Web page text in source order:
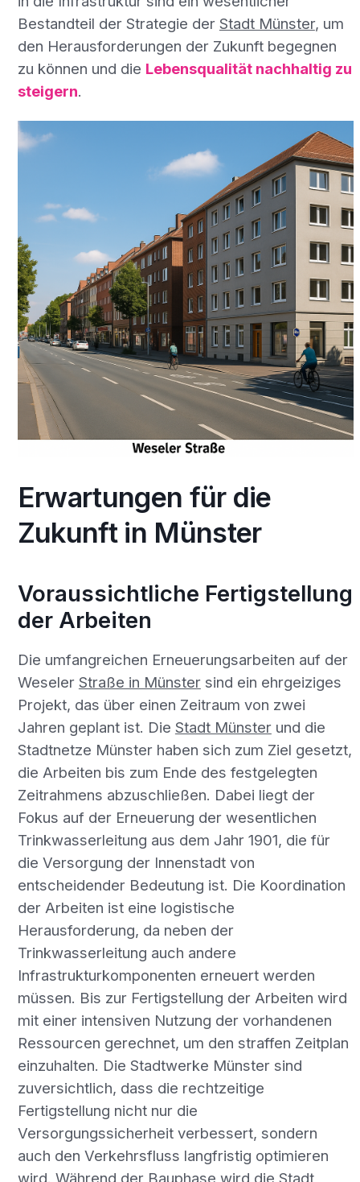
Bestandteil der Strategie der Stadt Münster, um
den Herausforderungen der Zukunft begegnen
zu können und die Lebensqualität nachhaltig zu
steigern.
Erwartungen für die
Zukunft in Münster
Voraussichtliche Fertigstellung
der Arbeiten
Die umfangreichen Erneuerungsarbeiten auf der
Weseler Straße in Münstersind ein ehrgeiziges
Projekt, das über einen Zeitraum von zwei
Jahren geplant ist. Die Stadt Münsterund die
Stadtnetze Münster haben sich zum Ziel gesetzt,
die Arbeiten bis zum Ende des festgelegten
Zeitrahmens abzuschließen. Dabei liegt der
Fokus auf der Erneuerung der wesentlichen
Trinkwasserleitung aus dem Jahr 1901, die für
die Versorgung der Innenstadt von
entscheidender Bedeutung ist. Die Koordination
der Arbeiten ist eine logistische
Herausforderung, da neben der
Trinkwasserleitung auch andere
Infrastrukturkomponenten erneuert werden
müssen. Bis zur Fertigstellung der Arbeiten wird
mit einer intensiven Nutzung der vorhandenen
Ressourcen gerechnet, um den straffen Zeitplan
einzuhalten. Die Stadtwerke Münster sind
zuversichtlich, dass die rechtzeitige
Fertigstellung nicht nur die
Versorgungssicherheit verbessert, sondern
auch den Verkehrsfluss langfristig optimieren
wird. Während der Bauphase wird die Stadt